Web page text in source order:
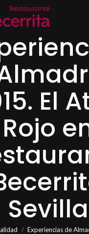
El
Rojo
Sevilla
Experiencias de